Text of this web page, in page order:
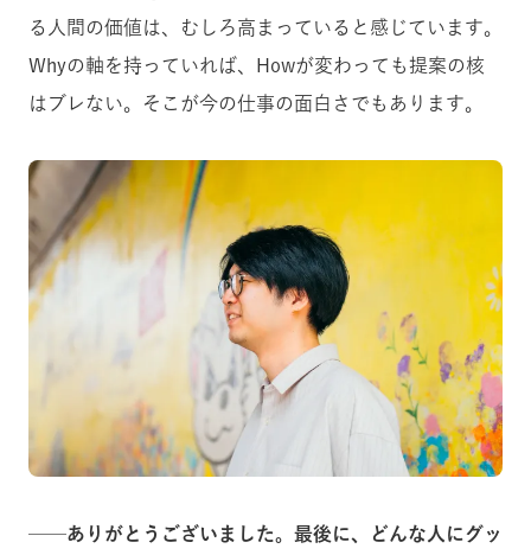
る人間の価値は、むしろ高まっていると感じています。
Whyの軸を持っていれば、Howが変わっても提案の核
はブレない。そこが今の仕事の面白さでもあります。
──ありがとうございました。最後に、どんな人にグッ